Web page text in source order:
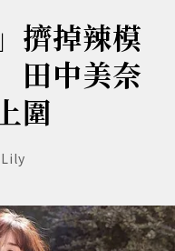
擠掉辣模
田中美奈
圍